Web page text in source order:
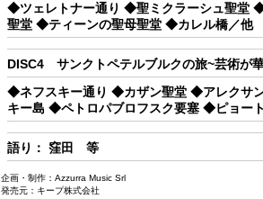
◆ツェレトナー通り ◆聖ミクラーシュ聖堂
聖堂 ◆ティーンの聖母聖堂 ◆カレル橋／他
DISC4 サンクトペテルブルクの旅~芸術が
◆ネフスキー通り ◆カザン聖堂 ◆アレクサ
キー島 ◆ペトロパブロフスク要塞 ◆ピョー
語り： 窪田 等
企画・制作：Azzurra Music Srl
発売元：キープ株式会社